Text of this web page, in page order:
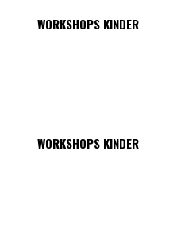
WORKSHOPS KINDER
WORKSHOPS KINDER